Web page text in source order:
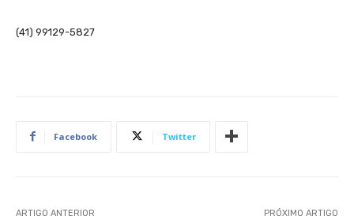
(41) 99129-5827
Facebook Twitter
ARTIGO ANTERIOR PRÓXIMO ARTIGO